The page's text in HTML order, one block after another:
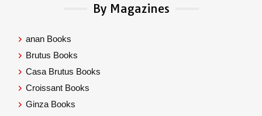
By Magazines
anan Books
Brutus Books
Casa Brutus Books
Croissant Books
Ginza Books